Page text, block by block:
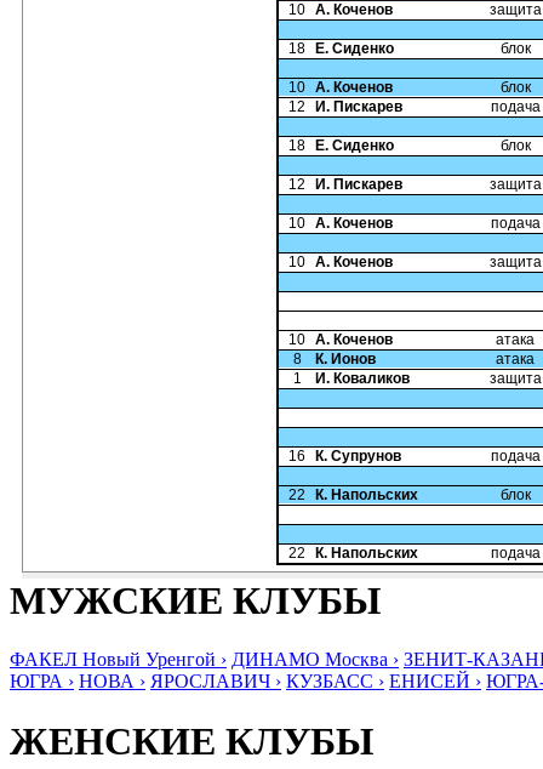
10 А. Коченов защита
18 Е. Сиденко блок
10 А. Коченов
блок
12
И. Пискарев подача
18 Е. Сиденко блок
12 И. Пискарев защита
10 А. Коченов подача
10 А. Коченов защита
10 А. Коченов
атака
8
К. Ионов
атака
1
И. Коваликов защита
16 К. Супрунов подача
22 К. Напольских блок
22 К. Напольских подача
МУЖСКИЕ КЛУБЫ
ФАКЕЛ Новый Уренгой › ДИНАМО Москва › ЗЕНИТ-
ЮГРА › НОВА › ЯРОСЛАВИЧ › КУЗБАСС › ЕНИСЕЙ ›
ЖЕНСКИЕ КЛУБЫ